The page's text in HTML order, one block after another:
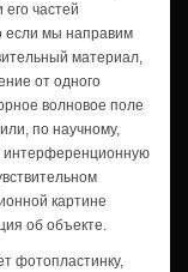
частей
если мы направим
материал,
от одного
волновое поле
по научному,
интерференционную
картине
об объекте.
фотопластинку,